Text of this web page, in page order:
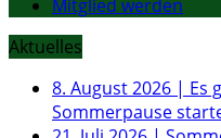
Mitglied werden
Aktuelles
8. August 2026 | Es
Sommerpause